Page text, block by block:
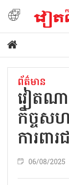
ព័ត៌មាន
វៀតណ
កិច្ចស
ការពារ
06/08/2025